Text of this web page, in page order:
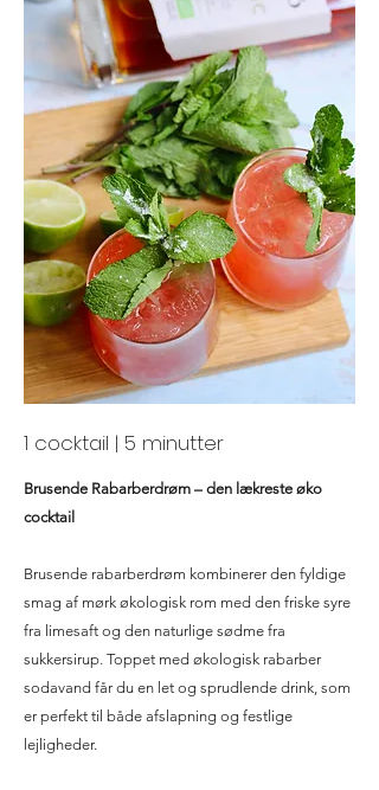
1 cocktail | 5 minutter
Brusende Rabarberdrøm – den lækreste øko
cocktail
Brusende rabarberdrøm kombinerer den fyldige
smag af mørk økologisk rom med den friske syre
fra limesaft og den naturlige sødme fra
sukkersirup. Toppet med økologisk rabarber
sodavand får du en let og sprudlende drink, som
er perfekt til både afslapning og festlige
lejligheder.